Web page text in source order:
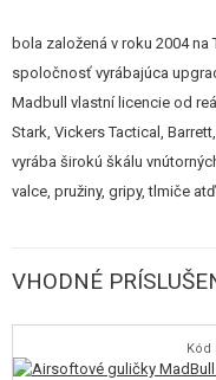
utesnenie guľôčky. Zároveň
bola založená v roku 2004
spoločnosť vyrábajúca
Madbull vlastní licencie od
Stark, Vickers Tactical,
vyrába širokú škálu
valce, pružiny, gripy, tlmiče
VHODNÉ
Kód